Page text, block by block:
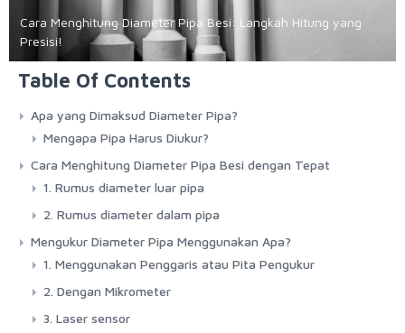
Cara Menghitung Diameter Pipa Besi: Langkah Hitung yang
Presisi!
Table Of Contents
Apa yang Dimaksud Diameter Pipa?
Mengapa Pipa Harus Diukur?
Cara Menghitung Diameter Pipa Besi dengan Tepat
1. Rumus diameter luar pipa
2. Rumus diameter dalam pipa
Mengukur Diameter Pipa Menggunakan Apa?
1. Menggunakan Penggaris atau Pita Pengukur
2. Dengan Mikrometer
3. Laser sensor